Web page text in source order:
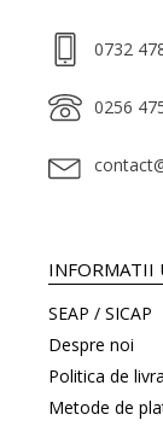
0732
0256
INFORMATII
SEAP / SICAP
Despre noi
Politica de
Metode de